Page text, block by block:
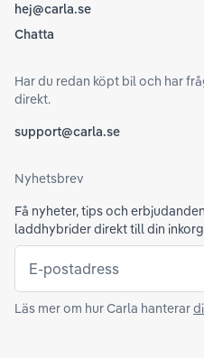
hej@carla.se
Chatta
Har du redan köpt bil och har
direkt.
support@carla.se
Nyhetsbrev
Få nyheter, tips och
laddhybrider direkt till din
E-postadress
Läs mer om hur Carla hanterar